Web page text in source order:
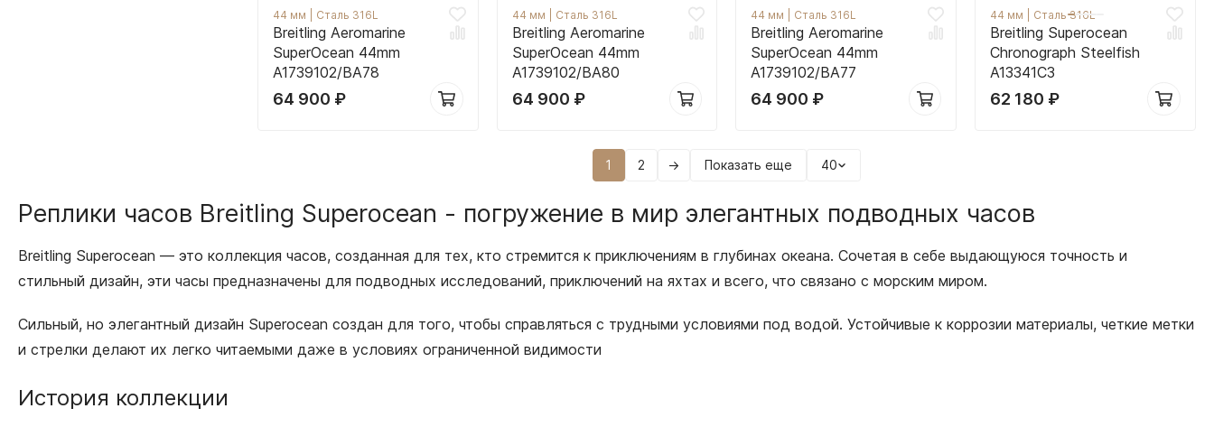
44 мм Сталь 316L
Breitling Aeromarine
SuperOcean 44mm
A1739102/BA78
64 900 ₽
44 мм Сталь 316L
Breitling Aeromarine
SuperOcean 44mm
A1739102/BA80
64 900 ₽
44 мм Сталь 316L
Breitling Aeromarine
SuperOcean 44mm
A1739102/BA77
64 900 ₽
44 мм Сталь 316L
Breitling Superocean
Chronograph Steelfish
A13341C3
62 180 ₽
1 2 → Показать еще 40
Реплики часов Breitling Superocean - погружение в мир элегантных подводных часов
Breitling Superocean — это коллекция часов, созданная для тех, кто стремится к приключениям в глубинах океана. Сочетая в себе выдающуюся точность и
стильный дизайн, эти часы предназначены для подводных исследований, приключений на яхтах и всего, что связано с морским миром.
Сильный, но элегантный дизайн Superocean создан для того, чтобы справляться с трудными условиями под водой. Устойчивые к коррозии материалы, четкие метки
и стрелки делают их легко читаемыми даже в условиях ограниченной видимости
История коллекции